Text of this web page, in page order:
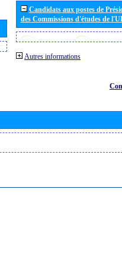
Candidats aux postes de
des Commissions d'études de
Autres informations